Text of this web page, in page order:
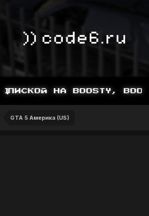
НА BOOSTY,
GTA 5 Америка (US)